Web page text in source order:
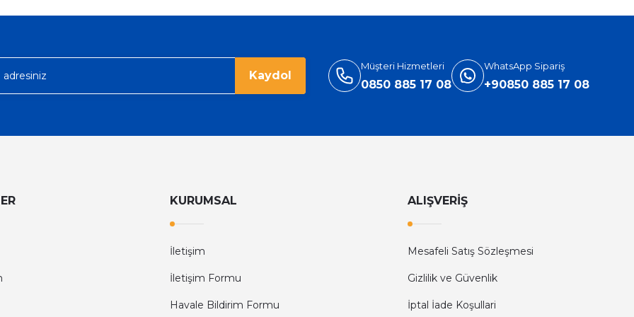
ile hızlı ve sağlam bir şekilde
Diğer yorumları göster
Kaydol
Müşteri Hizmetleri
0850 885 17 08
WhatsApp Sipariş
+90850 885 17 08
KURUMSAL
İletişim
İletişim Formu
Havale Bildirim Formu
ALIŞVERİŞ
Mesafeli Satış Sözleşmesi
Gizlilik ve Güvenlik
İptal İade Koşullari